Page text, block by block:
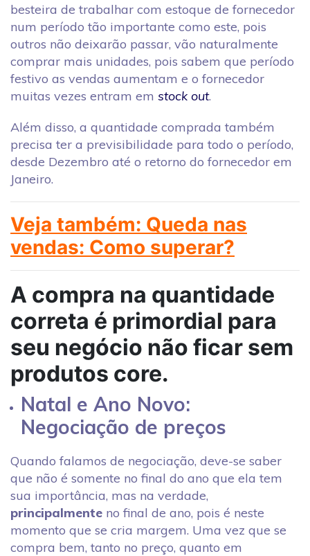
besteira de trabalhar com estoque de fornecedor
num período tão importante como este, pois
outros não deixarão passar, vão naturalmente
comprar mais unidades, pois sabem que período
festivo as vendas aumentam e o fornecedor
muitas vezes entram em stock out.
Além disso, a quantidade comprada também
precisa ter a previsibilidade para todo o período,
desde Dezembro até o retorno do fornecedor em
Janeiro.
Veja também: Queda nas
vendas: Como superar?
A compra na quantidade
correta é primordial para
seu negócio não ficar sem
produtos core.
Natal e Ano Novo:
Negociação de preços
Quando falamos de negociação, deve-se saber
que não é somente no final do ano que ela tem
sua importância, mas na verdade,
principalmente no final de ano, pois é neste
momento que se cria margem. Uma vez que se
compra bem, tanto no preço, quanto em